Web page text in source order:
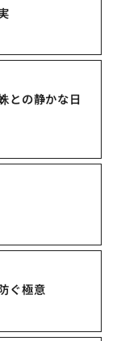
との静かな日
ぐ極意